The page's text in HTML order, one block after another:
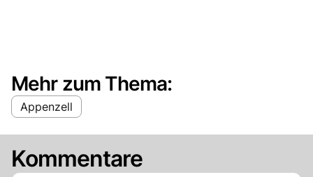
Mehr zum Thema:
Appenzell
Kommentare